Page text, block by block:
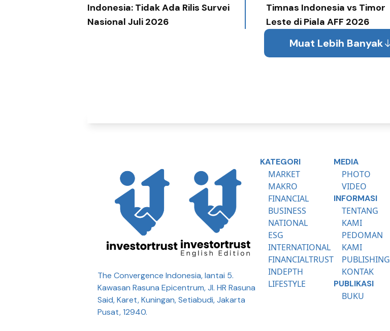
Indonesia: Tidak Ada Rilis Survei
Nasional Juli 2026
Timnas Indonesia vs Timor
Leste di Piala AFF 2026
Muat Lebih Banyak
The Convergence Indonesia, lantai 5.
Kawasan Rasuna Epicentrum, Jl. HR Rasuna
Said, Karet, Kuningan, Setiabudi, Jakarta
Pusat, 12940.
KATEGORI
MARKET
MAKRO
FINANCIAL
BUSINESS
NATIONAL
ESG
INTERNATIONAL
FINANCIALTRUST
INDEPTH
LIFESTYLE
MEDIA
PHOTO
VIDEO
INFORMASI
TENTANG
KAMI
PEDOMAN
KAMI
PUBLISHING
KONTAK
PUBLIKASI
BUKU